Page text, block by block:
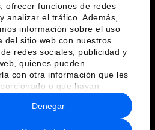
ofrecer funciones de redes
analizar el tráfico. Además,
información sobre el uso
del sitio web con nuestros
redes sociales, publicidad y
quienes pueden
con otra información que les
o que hayan
a partir del uso que haya
sus servicios.
Denegar
y normas de uso